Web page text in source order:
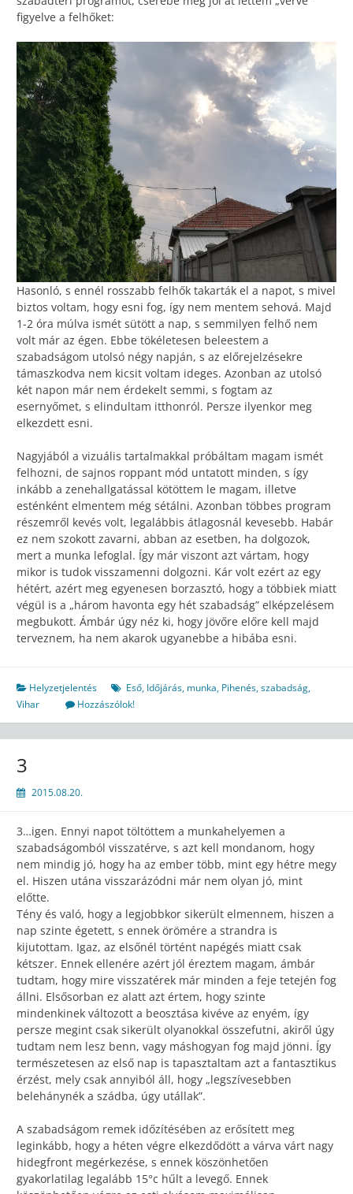
figyelve a felhőket:
Hasonló, s ennél rosszabb felhők takarták el a napot, s mivel
biztos voltam, hogy esni fog, így nem mentem sehová. Majd
1-2 óra múlva ismét sütött a nap, s semmilyen felhő nem
volt már az égen. Ebbe tökéletesen beleestem a
szabadságom utolsó négy napján, s az előrejelzésekre
támaszkodva nem kicsit voltam ideges. Azonban az utolsó
két napon már nem érdekelt semmi, s fogtam az
esernyőmet, s elindultam itthonról. Persze ilyenkor meg
elkezdett esni.
Nagyjából a vizuális tartalmakkal próbáltam magam ismét
felhozni, de sajnos roppant mód untatott minden, s így
inkább a zenehallgatással kötöttem le magam, illetve
esténként elmentem még sétálni. Azonban többes program
részemről kevés volt, legalábbis átlagosnál kevesebb. Habár
ez nem szokott zavarni, abban az esetben, ha dolgozok,
mert a munka lefoglal. Így már viszont azt vártam, hogy
mikor is tudok visszamenni dolgozni. Kár volt ezért az egy
hétért, azért meg egyenesen borzasztó, hogy a többiek miatt
végül is a „három havonta egy hét szabadság” elképzelésem
megbukott. Ámbár úgy néz ki, hogy jövőre előre kell majd
terveznem, ha nem akarok ugyanebbe a hibába esni.
Helyzetjelentés Eső, Időjárás, munka, Pihenés,szabadság,
Vihar
Hozzászólok!
3
2015.08.20.
3…igen. Ennyi napot töltöttem a munkahelyemen a
szabadságomból visszatérve, s azt kell mondanom, hogy
nem mindig jó, hogy ha az ember több, mint egy hétre megy
el. Hiszen utána visszarázódni már nem olyan jó, mint
előtte.
Tény és való, hogy a legjobbkor sikerült elmennem, hiszen a
nap szinte égetett, s ennek örömére a strandra is
kijutottam. Igaz, az elsőnél történt napégés miatt csak
kétszer. Ennek ellenére azért jól éreztem magam, ámbár
tudtam, hogy mire visszatérek már minden a feje tetején fog
állni. Elsősorban ez alatt azt értem, hogy szinte
mindenkinek változott a beosztása kivéve az enyém, így
persze megint csak sikerült olyanokkal összefutni, akiről úgy
tudtam nem lesz benn, vagy máshogyan fog majd jönni. Így
természetesen az első nap is tapasztaltam azt a fantasztikus
érzést, mely csak annyiból áll, hogy „legszívesebben
belehánynék a szádba, úgy utállak”.
A szabadságom remek időzítésében az erősített meg
leginkább, hogy a héten végre elkezdődött a várva várt nagy
hidegfront megérkezése, s ennek köszönhetően
gyakorlatilag legalább 15°c hűlt a levegő. Ennek